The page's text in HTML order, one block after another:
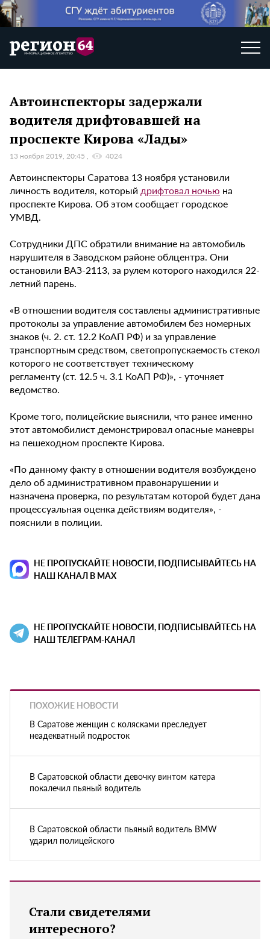
Автоинспекторы задержали
водителя дрифтовавшей на
проспекте Кирова «Лады»
13 ноября 2019, 20:45 4024
Автоинспекторы Саратова 13 ноября установили
личность водителя, который дрифтовал ночью на
проспекте Кирова. Об этом сообщает городское
УМВД.
Сотрудники ДПС обратили внимание на автомобиль
нарушителя в Заводском районе облцентра. Они
остановили ВАЗ-2113, за рулем которого находился 22-
летний парень.
«В отношении водителя составлены административные
протоколы за управление автомобилем без номерных
знаков (ч. 2. ст. 12.2 КоАП РФ) и за управление
транспортным средством, светопропускаемость стекол
которого не соответствует техническому
регламенту (ст. 12.5 ч. 3.1 КоАП РФ)», - уточняет
ведомство.
Кроме того, полицейские выяснили, что ранее именно
этот автомобилист демонстрировал опасные маневры
на пешеходном проспекте Кирова.
«По данному факту в отношении водителя возбуждено
дело об административном правонарушении и
назначена проверка, по результатам которой будет дана
процессуальная оценка действиям водителя», -
пояснили в полиции.
НЕ ПРОПУСКАЙТЕ НОВОСТИ, ПОДПИСЫВАЙТЕСЬ НА
НАШ КАНАЛ В MAX
НЕ ПРОПУСКАЙТЕ НОВОСТИ, ПОДПИСЫВАЙТЕСЬ НА
НАШ ТЕЛЕГРАМ-КАНАЛ
ПОХОЖИЕ НОВОСТИ
В Саратове женщин с колясками преследует
неадекватный подросток
В Саратовской области девочку винтом катера
покалечил пьяный водитель
В Саратовской области пьяный водитель BMW
ударил полицейского
Стали свидетелями
интересного?